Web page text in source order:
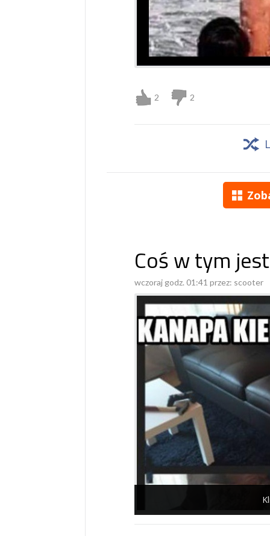
2 2
Coś w tym jest
wczoraj godz. 01:41 przez: scooter